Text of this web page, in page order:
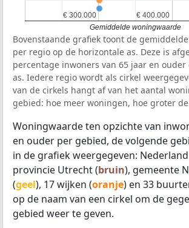
€ 300.000
€ 300.000 € 400.000
€ 400.000
Gemiddelde woningwaarde
Bovenstaande grafiek toont de
per regio op de horizontale as. Deze is
percentage inwoners van 65 jaar en
as. Iedere regio wordt als cirkel
van de cirkels hangt af van het aantal
gebied: hoe meer woningen, hoe groter
Woningwaarde ten opzichte van
en ouder per gebied, de volgende
in de grafiek weergegeven:
provincie Utrecht (bruin), gemeente
(geel), 17 wijken (oranje) en 33
op de naam van een cirkel om de
gebied weer te geven.